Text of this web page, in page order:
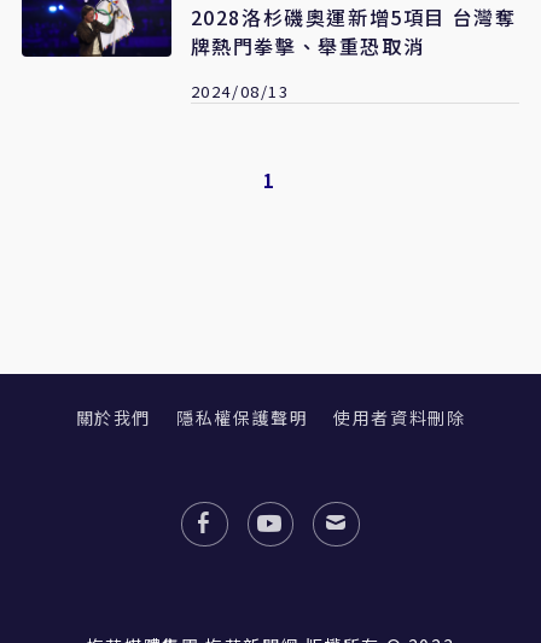
2028洛杉磯奧運新增5項目 台灣奪
牌熱門拳擊、舉重恐取消
2024/08/13
1
關於我們 隱私權保護聲明 使用者資料刪除